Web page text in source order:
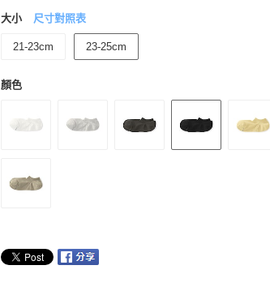
大小 尺寸對照表
21-23cm 23-25cm
顏色